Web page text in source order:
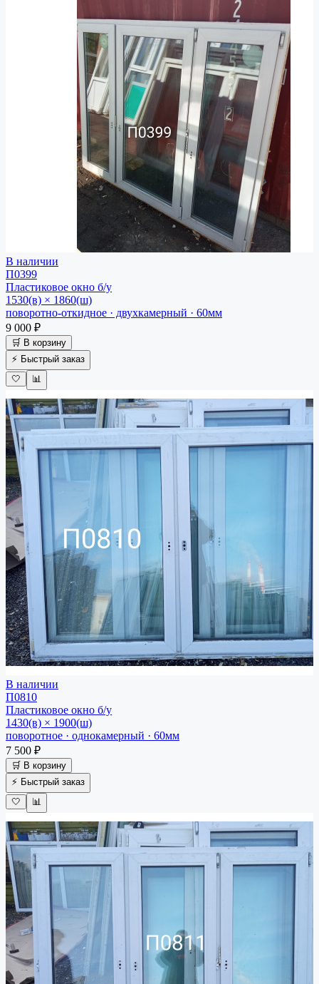
В наличии
П0399
Пластиковое окно б/у
1530(в) × 1860(ш)
поворотно-откидное · двухкамерный · 60мм
9 000 ₽
🛒 В корзину
⚡ Быстрый заказ
🤍
📊
В наличии
П0810
Пластиковое окно б/у
1430(в) × 1900(ш)
поворотное · однокамерный · 60мм
7 500 ₽
🛒 В корзину
⚡ Быстрый заказ
🤍
📊